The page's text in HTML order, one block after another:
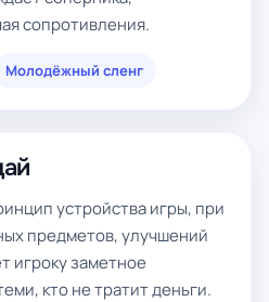
сопротивления.
Молодёжный сленг
устройства игры, при
предметов, улучшений
игроку заметное
кто не тратит деньги.